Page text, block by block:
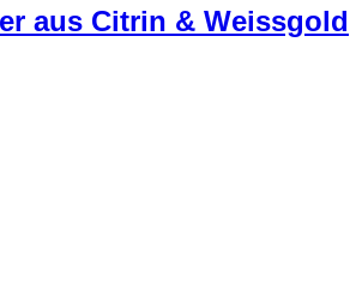
aus Citrin & Weissgold